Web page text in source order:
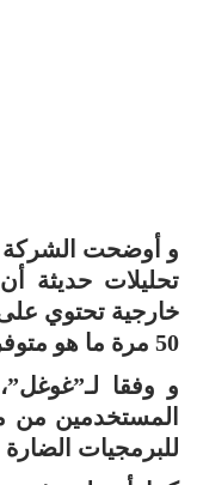
و أوضحت الشركة
تحليلات حديثة
خارجية تحتوي
50 مرة ما هو متوفر عبر متجرها الرسمي.
و وفقا
المستخدمين من
للبرمجيات